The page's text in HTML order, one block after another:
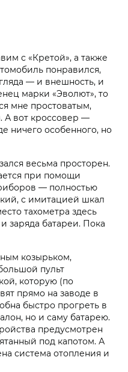
с «Кретой», а также
понравился,
— и внешность, и
марки «Эволют», то
мне простоватым,
А вот кроссовер —
ничего особенного, но
весьма просторен.
при помощи
— полностью
с имитацией шкал
тахометра здесь
заряда батареи. Пока
козырьком,
пульт
которую (по
прямо на заводе в
быстро прогреть в
но и саму батарею.
предусмотрен
под капотом. А
система отопления и